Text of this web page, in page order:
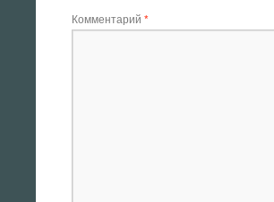
Комментарий *